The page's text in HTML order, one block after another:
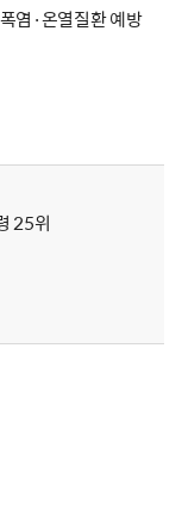
염·온열질환 예방
25위